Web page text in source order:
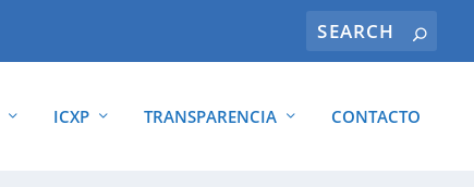
ICXP TRANSPARENCIA CONTACTO